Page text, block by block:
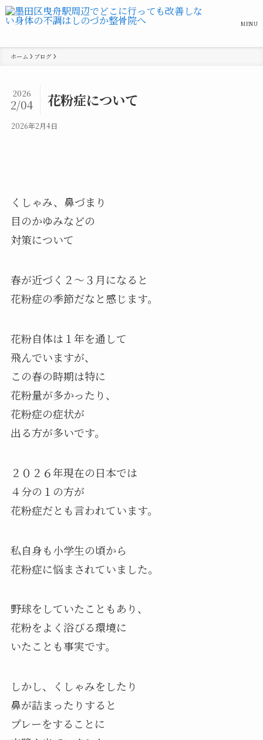
MENU
ホーム ブログ
花粉症について
2026
2/04
2026年2月4日
くしゃみ、鼻づまり
目のかゆみなどの
対策について
春が近づく２～３月になると
花粉症の季節だなと感じます。
花粉自体は１年を通して
飛んでいますが、
この春の時期は特に
花粉量が多かったり、
花粉症の症状が
出る方が多いです。
２０２６年現在の日本では
４分の１の方が
花粉症だとも言われています。
私自身も小学生の頃から
花粉症に悩まされていました。
野球をしていたこともあり、
花粉をよく浴びる環境に
いたことも事実です。
しかし、くしゃみをしたり
鼻が詰まったりすると
プレーをすることに